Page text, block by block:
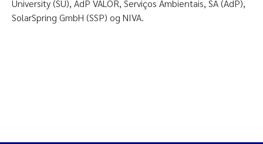
University (SU), AdP VALOR, Serviços Ambientais, SA (AdP),
SolarSpring GmbH (SSP) og NIVA.